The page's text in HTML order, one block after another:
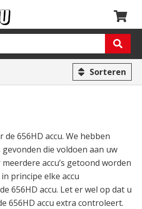
Sorteren
656HD accu. We hebben
gevonden die voldoen aan uw
accu’s getoond worden
principe elke accu
656HD accu. Let er wel op dat u
656HD accu extra controleert.